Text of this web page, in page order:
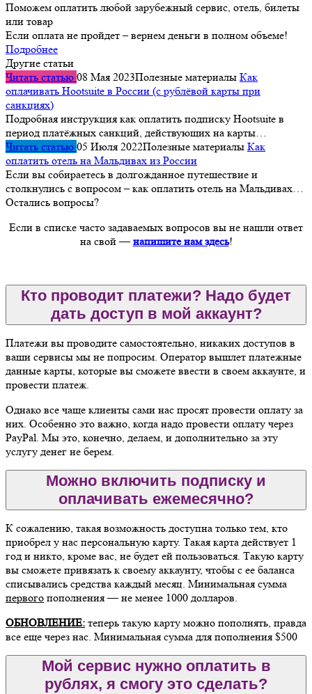
Поможем оплатить любой зарубежный сервис, отель, билеты
или товар
Если оплата не пройдет – вернем деньги в полном объеме!
Подробнее
Другие статьи
Читать статью 08 Мая 2023Полезные материалы Как
оплачивать Hootsuite в России (с рублёвой карты при
санкциях)
Подробная инструкция как оплатить подписку Hootsuite в
период платёжных санкций, действующих на карты…
Читать статью 05 Июля 2022Полезные материалы Как
оплатить отель на Мальдивах из России
Если вы собираетесь в долгожданное путешествие и
столкнулись с вопросом – как оплатить отель на Мальдивах…
Остались вопросы?
Если в списке часто задаваемых вопросов вы не нашли ответ
на свой —напишите нам здесь!
Кто проводит платежи? Надо будет
дать доступ в мой аккаунт?
Платежи вы проводите самостоятельно, никаких доступов в
ваши сервисы мы не попросим. Оператор вышлет платежные
данные карты, которые вы сможете ввести в своем аккаунте, и
провести платеж.
Однако все чаще клиенты сами нас просят провести оплату за
них. Особенно это важно, когда надо провести оплату через
PayPal. Мы это, конечно, делаем, и дополнительно за эту
услугу денег не берем.
Можно включить подписку и
оплачивать ежемесячно?
К сожалению, такая возможность доступна только тем, кто
приобрел у нас персональную карту. Такая карта действует 1
год и никто, кроме вас, не будет ей пользоваться. Такую карту
вы сможете привязать к своему аккаунту, чтобы с ее баланса
списывались средства каждый месяц. Минимальная сумма
первого пополнения — не менее 1000 долларов.
ОБНОВЛЕНИЕ: теперь такую карту можно пополнять, правда
все еще через нас. Минимальная сумма для пополнения $500
Мой сервис нужно оплатить в
рублях, я смогу это сделать?